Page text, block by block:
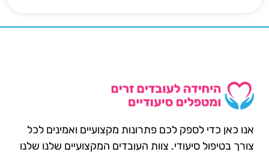
אנו כאן כדי לספק לכם פתרונות מקצועיים ואמינים לכל
צורך בטיפול סיעודי. צוות העובדים המקצועיים שלנו שלנו